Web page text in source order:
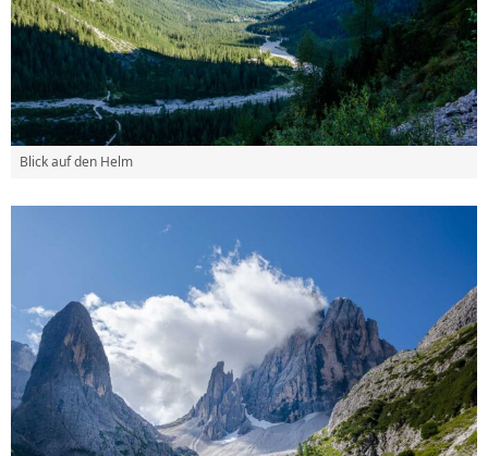
Blick auf den Helm